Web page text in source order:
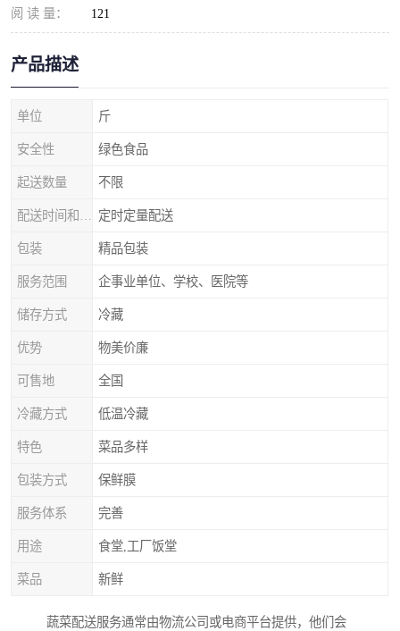
阅 读 量： 121
产品描述
单位 斤
安全性 绿色食品
起送数量 不限
定时定量配送
包装 精品包装
服务范围 企事业单位、学校、医院等
储存方式 冷藏
优势 物美价廉
可售地 全国
冷藏方式 低温冷藏
特色 菜品多样
包装方式 保鲜膜
服务体系 完善
用途 食堂,工厂饭堂
菜品 新鲜
蔬菜配送服务通常由物流公司或电商平台提供，他们会